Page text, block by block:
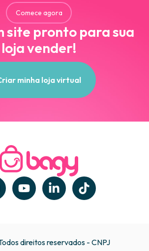
Comece agora
site pronto para sua
loja vender!
minha loja virtual
direitos reservados - CNPJ